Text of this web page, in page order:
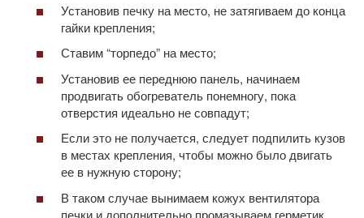
Установив печку на место, не затягиваем до конца
гайки крепления;
Ставим “торпедо” на место;
Установив ее переднюю панель, начинаем
продвигать обогреватель понемногу, пока
отверстия идеально не совпадут;
Если это не получается, следует подпилить кузов
в местах крепления, чтобы можно было двигать
ее в нужную сторону;
В таком случае вынимаем кожух вентилятора
печки и дополнительно промазываем герметик